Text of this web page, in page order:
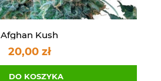
Afghan Kush
20,00 zł
DO KOSZYKA